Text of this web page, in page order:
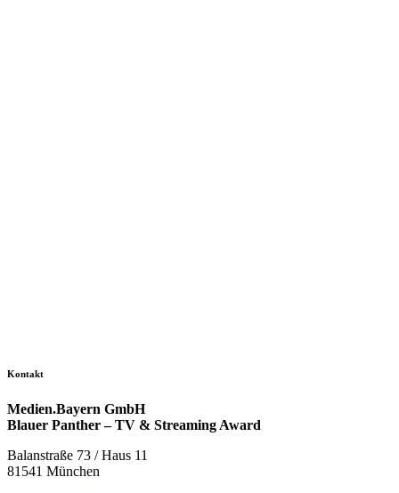
Kontakt
Medien.Bayern GmbH
Blauer Panther – TV & Streaming Award
Balanstraße 73 / Haus 11
81541 München